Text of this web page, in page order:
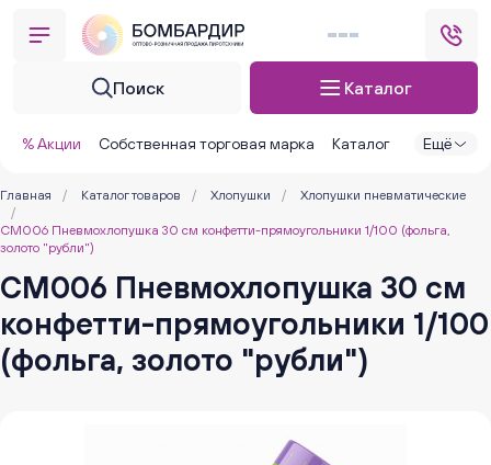
Поиск Каталог
% Акции Собственная торговая марка Каталог Ещё
Главная / Каталог товаров / Хлопушки /
Хлопушки пневматические
/
CM006 Пневмохлопушка 30 см конфетти-прямоугольники 1/100 (фольга,
золото "рубли")
CM006 Пневмохлопушка 30 см
конфетти-прямоугольники 1/100
(фольга, золото "рубли")